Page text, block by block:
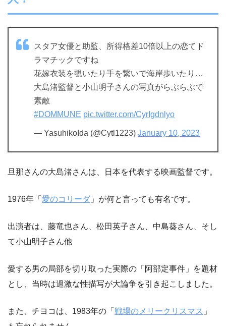
スタア女優と助監、所得格差10倍以上の恋てド
ラマチックですね
花嫁衣装を覗いたり手を繋いで海岸歩いたり…
大島渚監督と小山明子さんの写真がらぶらぶで
素敵
#DOMMUNE pic.twitter.com/CyrIgdnlyo
— YasuhikoIda (@Cytl1223) January 10, 2023
旦那さんの大島渚さんは、日本を代表する映画監督です。
1976年「 愛のコリーダ 」が何と言っても有名です。
出演者は、藤竜也さん、松田英子さん、中島葵さん、そし
て小山明子さん他
愛する男の局部を切り取った実際の「阿部定事件」を題材
とし、当時は過激な性描写が大論争を引き起こしました。
また、チヨコは、1983年の「 戦場のメリークリスマス 」